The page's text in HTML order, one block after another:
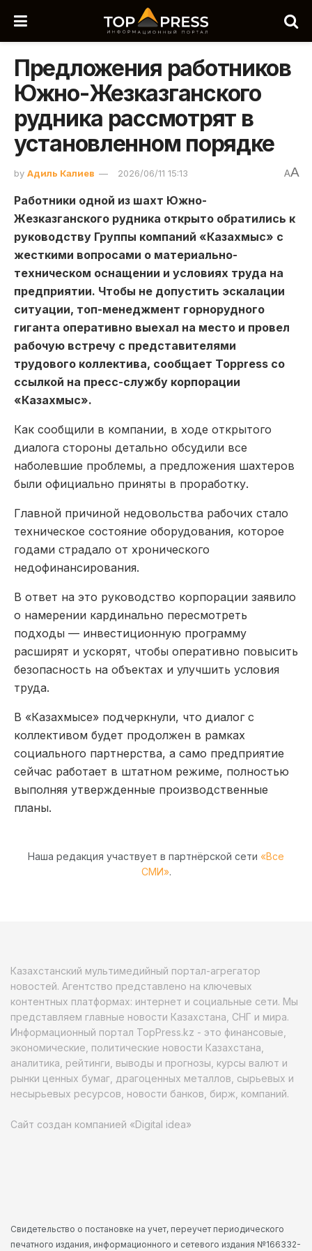
Предложения работников
Южно-Жезказганского
рудника рассмотрят в
установленном порядке
by Адиль Калиев 2026/06/11 15:13 AA
Работники одной из шахт Южно-
Жезказганского рудника открыто обратились к
руководству Группы компаний «Казахмыс» с
жесткими вопросами о материально-
техническом оснащении и условиях труда на
предприятии. Чтобы не допустить эскалации
ситуации, топ-менеджмент горнорудного
гиганта оперативно выехал на место и провел
рабочую встречу с представителями
трудового коллектива, сообщает Toppress со
ссылкой на пресс-службу корпорации
«Казахмыс».
Как сообщили в компании, в ходе открытого
диалога стороны детально обсудили все
наболевшие проблемы, а предложения шахтеров
были официально приняты в проработку.
Главной причиной недовольства рабочих стало
техническое состояние оборудования, которое
годами страдало от хронического
недофинансирования.
В ответ на это руководство корпорации заявило
о намерении кардинально пересмотреть
подходы — инвестиционную программу
расширят и ускорят, чтобы оперативно повысить
безопасность на объектах и улучшить условия
труда.
В «Казахмысе» подчеркнули, что диалог с
коллективом будет продолжен в рамках
социального партнерства, а само предприятие
сейчас работает в штатном режиме, полностью
выполняя утвержденные производственные
планы.
Наша редакция участвует в партнёрской сети «Все
СМИ».
Казахстанский мультимедийный портал-агрегатор
новостей. Агентство представлено на ключевых
контентных платформах: интернет и социальные сети. Мы
представляем главные новости Казахстана, СНГ и мира.
Информационный портал TopPress.kz - это финансовые,
экономические, политические новости Казахстана,
аналитика, рейтинги, выводы и прогнозы, курсы валют и
рынки ценных бумаг, драгоценных металлов, сырьевых и
несырьевых ресурсов, новости банков, бирж, компаний.
Сайт создан компанией «Digital idea»
Свидетельство о постановке на учет, переучет периодического
печатного издания, информационного и сетевого издания №166332-